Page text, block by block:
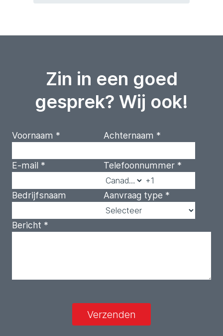
Zin in een goed
gesprek? Wij ook!
Voornaam * Achternaam *
E-mail * Telefoonnummer *
Bedrijfsnaam Aanvraag type *
Bericht *
Verzenden